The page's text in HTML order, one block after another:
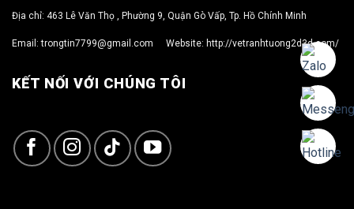
Địa chỉ: 463 Lê Văn Thọ , Phường 9, Quận Gò Vấp, Tp. Hồ Chính Minh
Email:trongtin7799@gmail.com Website: http://vetranhtuong2d3d.com/
KẾT NỐI VỚI CHÚNG TÔI